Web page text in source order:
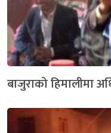
बाजुराको हिमालीमा